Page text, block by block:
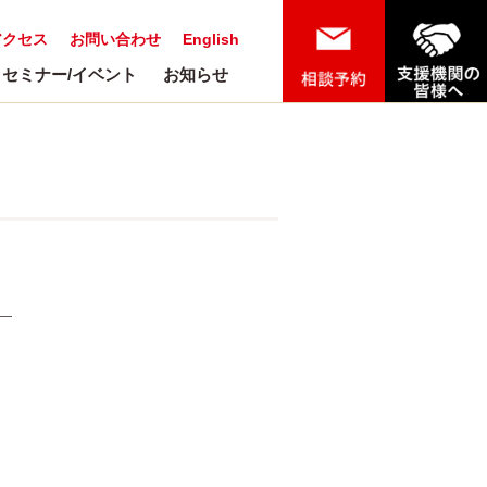
English
お問い合わせ
セス
セミナー/イベント お知らせ